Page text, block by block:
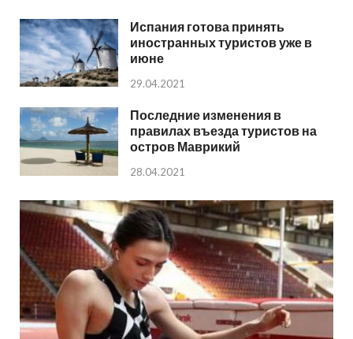
Испания готова принять
иностранных туристов уже в
июне
29.04.2021
Последние изменения в
правилах въезда туристов на
остров Маврикий
28.04.2021